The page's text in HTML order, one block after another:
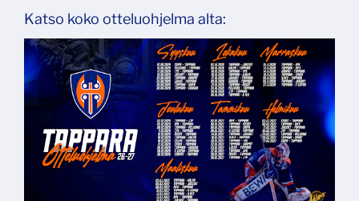
Katso koko otteluohjelma alta: